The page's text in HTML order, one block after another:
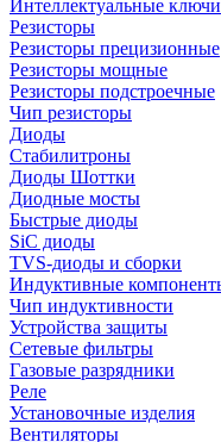
Интеллектуальные ключи
Резисторы
Резисторы прецизионные
Резисторы мощные
Резисторы подстроечные
Чип резисторы
Диоды
Стабилитроны
Диоды Шоттки
Диодные мосты
Быстрые диоды
SiC диоды
TVS-диоды и сборки
Индуктивные
Чип индуктивности
Устройства защиты
Сетевые фильтры
Газовые разрядники
Реле
Установочные изделия
Вентиляторы